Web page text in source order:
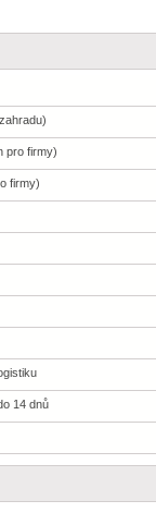
pro firmy)
firmy)
14 dnů